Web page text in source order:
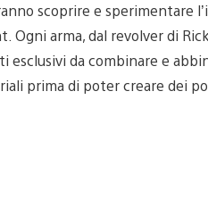
scoprire e sperimentare
Ogni arma, dal revolver di
da combinare e
prima di poter creare dei